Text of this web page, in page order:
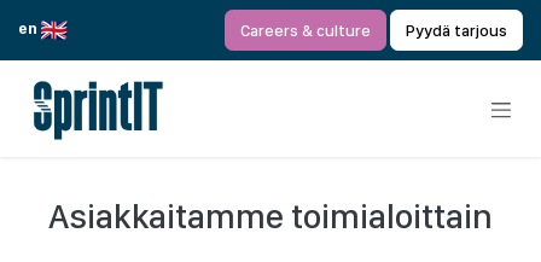
en
Careers & culture Pyydä tarjous
Asiakkaitamme toimialoittain